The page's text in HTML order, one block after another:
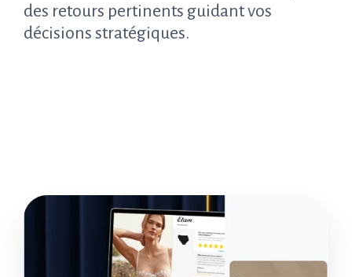
des retours pertinents guidant vos
décisions stratégiques.